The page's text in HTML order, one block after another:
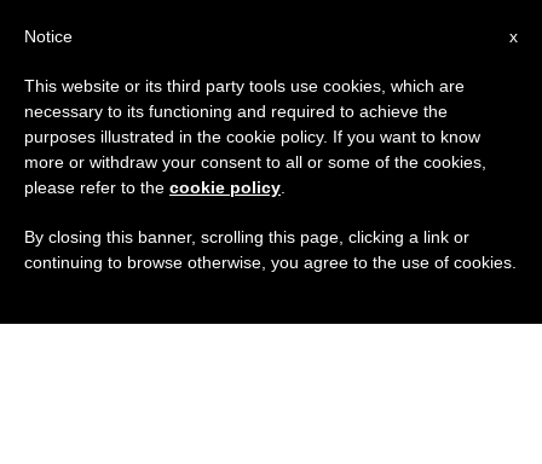
x
Notice
This website or its third party tools use cookies, which are
necessary to its functioning and required to achieve the
purposes illustrated in the cookie policy. If you want to know
more or withdraw your consent to all or some of the cookies,
please refer to the cookie policy
By closing this banner, scrolling this page, clicking a link or
continuing to browse otherwise, you agree to the use of cookies.